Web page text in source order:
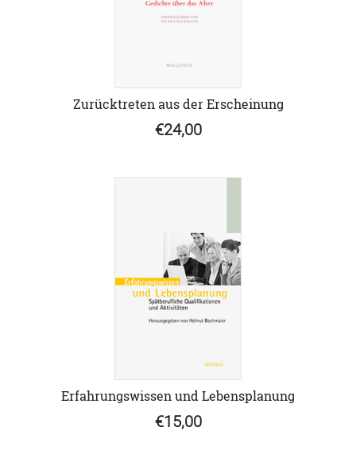
Zurücktreten aus der Erscheinung
€24,00
Erfahrungswissen und Lebensplanung
€15,00